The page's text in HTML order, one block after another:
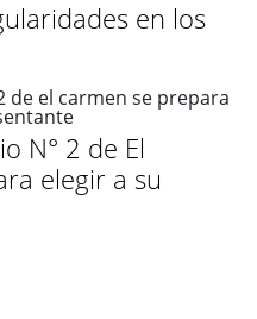
en los
N° 2 de El
elegir a su